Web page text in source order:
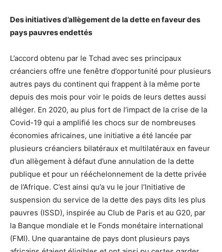
Des initiatives d’allègement de la dette en faveur des
pays pauvres endettés
L’accord obtenu par le Tchad avec ses principaux
créanciers offre une fenêtre d’opportunité pour plusieurs
autres pays du continent qui frappent à la même porte
depuis des mois pour voir le poids de leurs dettes aussi
alléger. En 2020, au plus fort de l’impact de la crise de la
Covid-19 qui a amplifié les chocs sur de nombreuses
économies africaines, une initiative a été lancée par
plusieurs créanciers bilatéraux et multilatéraux en faveur
d’un allègement à défaut d’une annulation de la dette
publique et pour un rééchelonnement de la dette privée
de l’Afrique. C’est ainsi qu’a vu le jour l’Initiative de
suspension du service de la dette des pays dits les plus
pauvres (ISSD), inspirée au Club de Paris et au G20, par
la Banque mondiale et le Fonds monétaire international
(FMI). Une quarantaine de pays dont plusieurs pays